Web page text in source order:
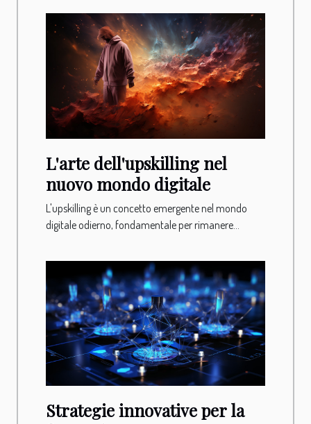
L'arte dell'upskilling nel
nuovo mondo digitale
L'upskilling è un concetto emergente nel mondo
digitale odierno, fondamentale per rimanere...
Strategie innovative per la